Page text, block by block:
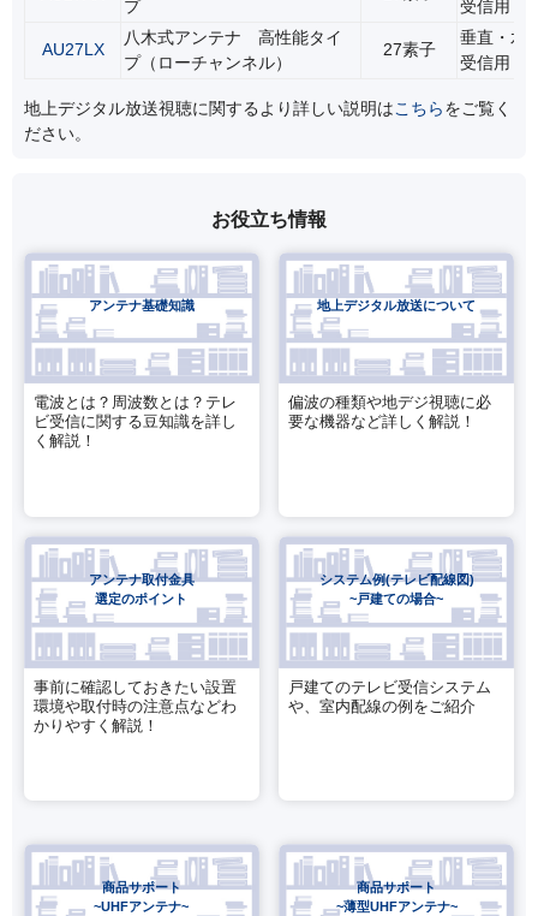
プ
受信用
AU27LX
八木式アンテナ 高性能タイ
プ（ローチャンネル）
27素子
垂直・水
受信用
地上デジタル放送視聴に関するより詳しい説明はこちらをご覧く
ださい。
お役立ち情報
アンテナ基礎知識
電波とは？周波数とは？テレ
ビ受信に関する豆知識を詳し
く解説！
地上デジタル放送について
偏波の種類や地デジ視聴に必
要な機器など詳しく解説！
アンテナ取付金具
選定のポイント
事前に確認しておきたい設置
環境や取付時の注意点などわ
かりやすく解説！
システム例(テレビ配線図)
~戸建ての場合~
戸建てのテレビ受信システム
や、室内配線の例をご紹介
商品サポート
~UHFアンテナ~
商品サポート
~薄型UHFアンテナ~